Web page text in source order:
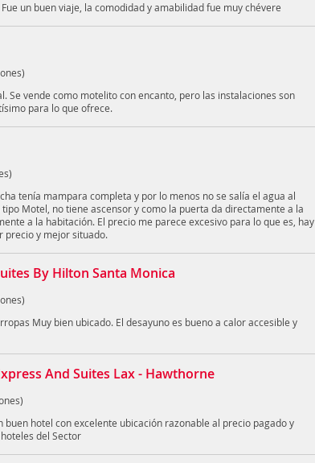
un buen viaje, la comodidad y amabilidad fue muy chévere
)
Se vende como motelito con encanto, pero las instalaciones son
para lo que ofrece.
)
tenía mampara completa y por lo menos no se salía el agua al
Motel, no tiene ascensor y como la puerta da directamente a la
a la habitación. El precio me parece excesivo para lo que es, hay
precio y mejor situado.
By Hilton Santa Monica
)
Muy bien ubicado. El desayuno es bueno a calor accesible y
And Suites Lax - Hawthorne
)
buen hotel con excelente ubicación razonable al precio pagado y
del Sector